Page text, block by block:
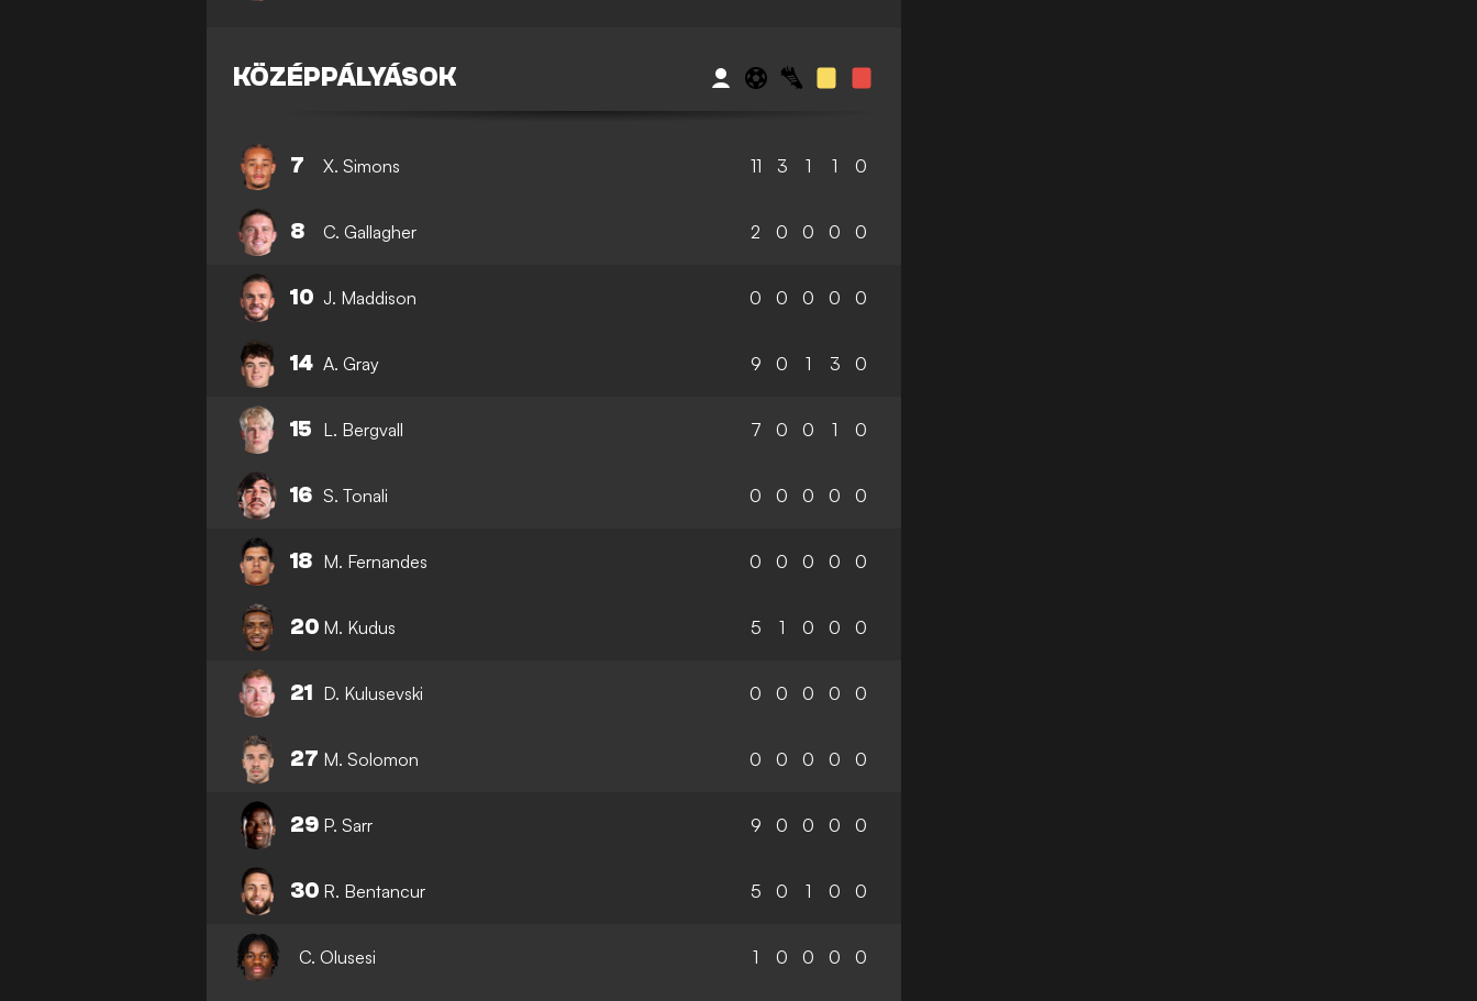
KÖZÉPPÁLYÁSOK
7 X. Simons 11 3 1 1 0
8 C. Gallagher 2 0 0 0 0
10 J. Maddison 0 0 0 0 0
14 A. Gray 9 0 1 3 0
15 L. Bergvall 7 0 0 1 0
16 S. Tonali 0 0 0 0 0
18 M. Fernandes 0 0 0 0 0
20 M. Kudus 5 1 0 0 0
21 D. Kulusevski 0 0 0 0 0
27 M. Solomon 0 0 0 0 0
29 P. Sarr 9 0 0 0 0
30 R. Bentancur 5 0 1 0 0
C. Olusesi 1 0 0 0 0